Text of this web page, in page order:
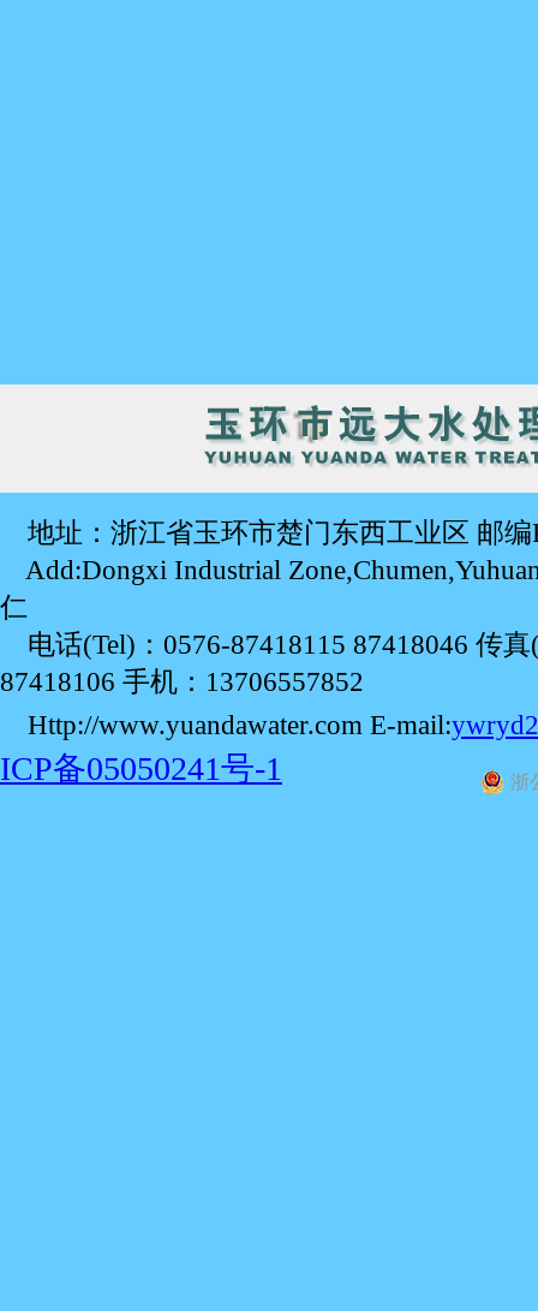
地址：浙江省玉环市楚门东西工业区 邮编
Add:Dongxi Industrial
仁
电话(Tel)：0576-87418115 87418046 传真
87418106 手机：13706557852
Http://www.yuandawater.com E-mail:
ICP备05050241号-1 浙